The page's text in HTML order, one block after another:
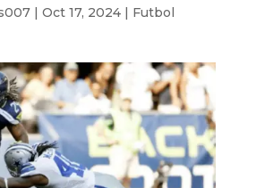
| Oct 17, 2024| Futbol